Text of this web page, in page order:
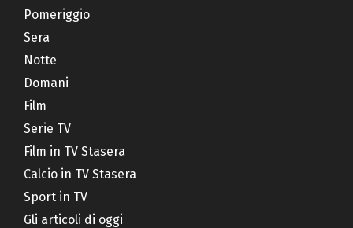
Pomeriggio
Sera
Notte
Domani
Film
Serie TV
Film in TV Stasera
Calcio in TV Stasera
Sport in TV
Gli articoli di oggi